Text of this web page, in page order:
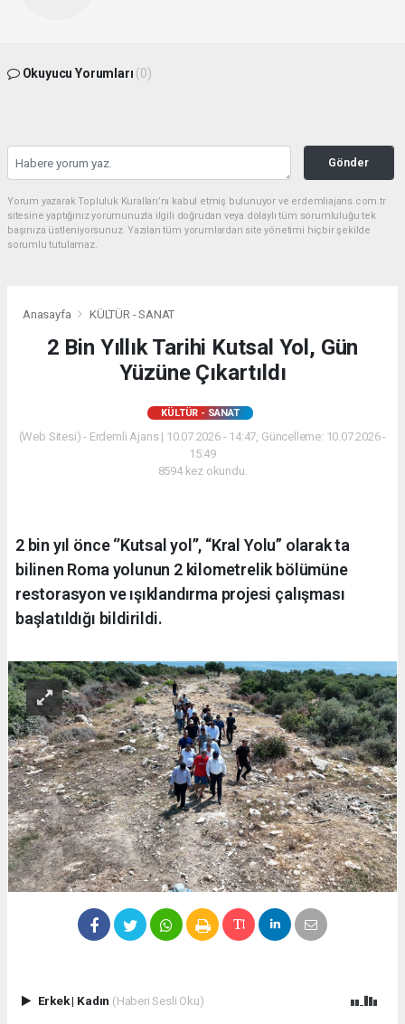
Okuyucu Yorumları (0)
Gönder
Yorum yazarak Topluluk Kuralları’nı kabul etmiş bulunuyor ve erdemliajans.com.tr
sitesine yaptığınız yorumunuzla ilgili doğrudan veya dolaylı tüm sorumluluğu tek
başınıza üstleniyorsunuz. Yazılan tüm yorumlardan site yönetimi hiçbir şekilde
sorumlu tutulamaz.
Anasayfa KÜLTÜR - SANAT
2 Bin Yıllık Tarihi Kutsal Yol, Gün
Yüzüne Çıkartıldı
KÜLTÜR - SANAT
(Web Sitesi) - Erdemli Ajans | 10.07.2026 - 14:47, Güncelleme: 10.07.2026 -
15:49
8594 kez okundu.
2 bin yıl önce ‘’Kutsal yol’’, “Kral Yolu” olarak ta
bilinen Roma yolunun 2 kilometrelik bölümüne
restorasyon ve ışıklandırma projesi çalışması
başlatıldığı bildirildi.
Erkek| Kadın (Haberi Sesli Oku)